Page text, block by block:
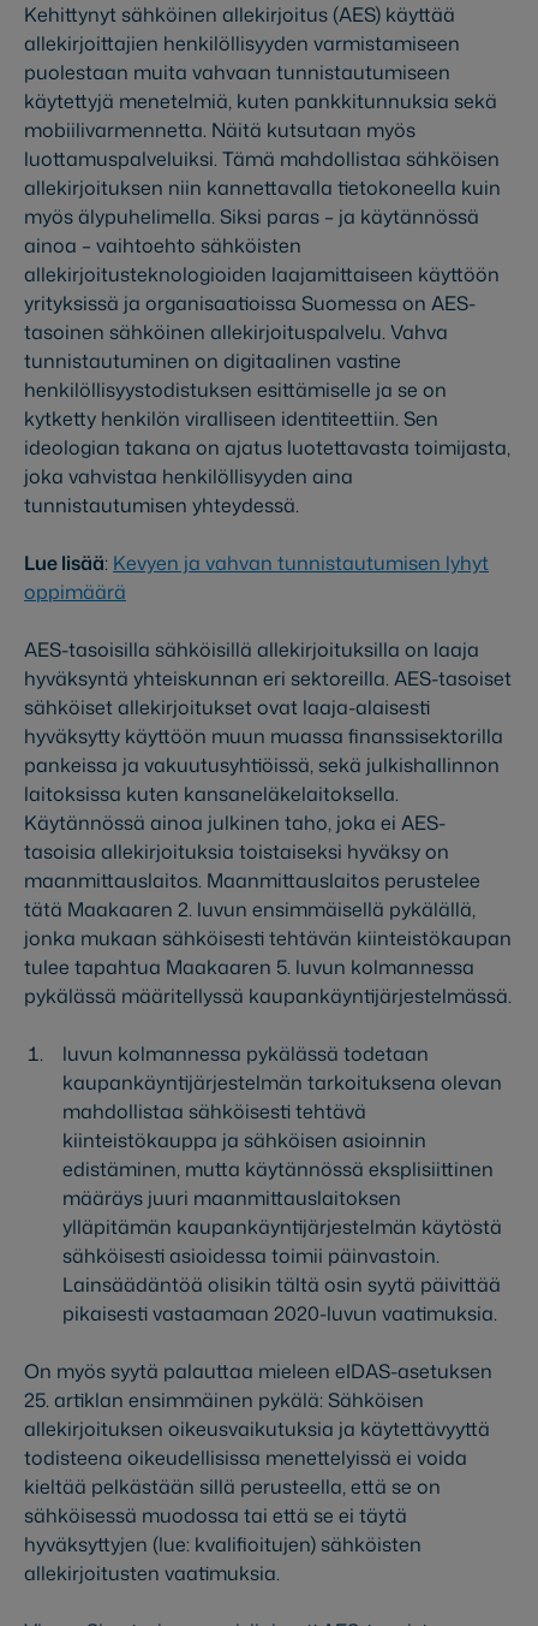
Kehittynyt sähköinen allekirjoitus (AES) käyttää
allekirjoittajien henkilöllisyyden varmistamiseen
puolestaan muita vahvaan tunnistautumiseen
käytettyjä menetelmiä, kuten pankkitunnuksia sekä
mobiilivarmennetta. Näitä kutsutaan myös
luottamuspalveluiksi. Tämä mahdollistaa sähköisen
allekirjoituksen niin kannettavalla tietokoneella kuin
myös älypuhelimella. Siksi paras – ja käytännössä
ainoa – vaihtoehto sähköisten
allekirjoitusteknologioiden laajamittaiseen käyttöön
yrityksissä ja organisaatioissa Suomessa on AES-
tasoinen sähköinen allekirjoituspalvelu. Vahva
tunnistautuminen on digitaalinen vastine
henkilöllisyystodistuksen esittämiselle ja se on
kytketty henkilön viralliseen identiteettiin. Sen
ideologian takana on ajatus luotettavasta toimijasta,
joka vahvistaa henkilöllisyyden aina
tunnistautumisen yhteydessä.
Lue lisää: Kevyen ja vahvan tunnistautumisen lyhyt
oppimäärä
AES-tasoisilla sähköisillä allekirjoituksilla on laaja
hyväksyntä yhteiskunnan eri sektoreilla. AES-tasoiset
sähköiset allekirjoitukset ovat laaja-alaisesti
hyväksytty käyttöön muun muassa finanssisektorilla
pankeissa ja vakuutusyhtiöissä, sekä julkishallinnon
laitoksissa kuten kansaneläkelaitoksella.
Käytännössä ainoa julkinen taho, joka ei AES-
tasoisia allekirjoituksia toistaiseksi hyväksy on
maanmittauslaitos. Maanmittauslaitos perustelee
tätä Maakaaren 2. luvun ensimmäisellä pykälällä,
jonka mukaan sähköisesti tehtävän kiinteistökaupan
tulee tapahtua Maakaaren 5. luvun kolmannessa
pykälässä määritellyssä kaupankäyntijärjestelmässä.
luvun kolmannessa pykälässä todetaan
kaupankäyntijärjestelmän tarkoituksena olevan
mahdollistaa sähköisesti tehtävä
kiinteistökauppa ja sähköisen asioinnin
edistäminen, mutta käytännössä eksplisiittinen
määräys juuri maanmittauslaitoksen
ylläpitämän kaupankäyntijärjestelmän käytöstä
sähköisesti asioidessa toimii päinvastoin.
Lainsäädäntöä olisikin tältä osin syytä päivittää
pikaisesti vastaamaan 2020-luvun vaatimuksia.
On myös syytä palauttaa mieleen eIDAS-asetuksen
25. artiklan ensimmäinen pykälä: Sähköisen
allekirjoituksen oikeusvaikutuksia ja käytettävyyttä
todisteena oikeudellisissa menettelyissä ei voida
kieltää pelkästään sillä perusteella, että se on
sähköisessä muodossa tai että se ei täytä
hyväksyttyjen (lue: kvalifioitujen) sähköisten
allekirjoitusten vaatimuksia.